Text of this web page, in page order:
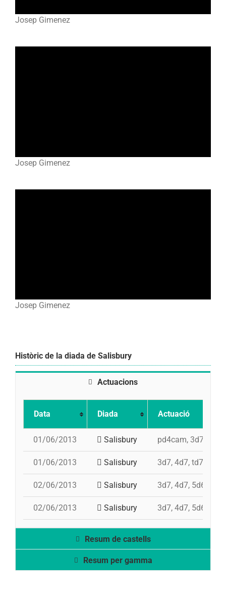
Josep Gimenez
Josep Gimenez
Josep Gimenez
Històric de la diada de Salisbury
Actuacions
Data Diada Actuació
01/06/2013 Salisbury pd4cam, 3d7, 4d7,
01/06/2013 Salisbury 3d7, 4d7, td7, 5d6,
02/06/2013 Salisbury 3d7, 4d7, 5d6, td6,
02/06/2013 Salisbury 3d7, 4d7, 5d6, td7,
Resum de castells
Resum per gamma